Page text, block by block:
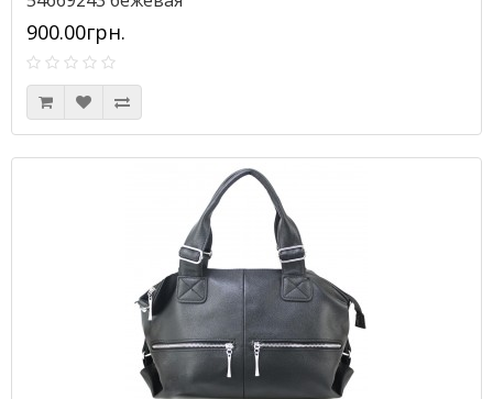
900.00грн.